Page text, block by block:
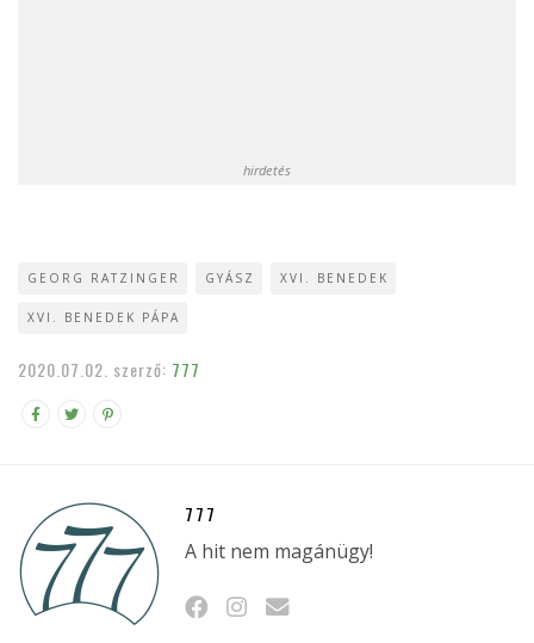
hirdetés
GEORG RATZINGER GYÁSZ XVI. BENEDEK
XVI. BENEDEK PÁPA
2020.07.02. szerző: 777
777
A hit nem magánügy!